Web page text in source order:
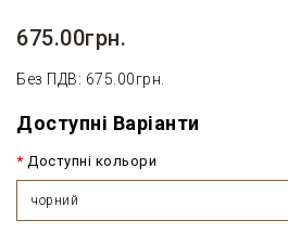
675.00грн.
Без ПДВ: 675.00грн.
Доступні Варіанти
Доступні кольори
чорний